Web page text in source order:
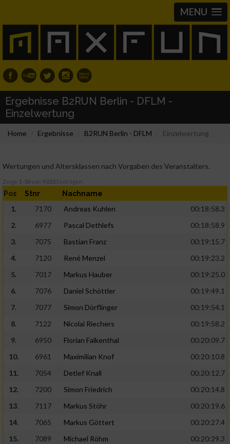
MENU
Ergebnisse B2RUN Berlin - DFLM -
Einzelwertung
Home Ergebnisse B2RUN Berlin - DFLM Einzelwertung
Wertungen und Altersklassen nach Vorgaben des Veranstalters.
Zeige 1-50 von 9.023 Einträgen.
Pos Stnr Nachname
1. 7170 Andreas Kuhlen
00:18:58.3
2.
6977 Pascal Dethlefs
00:18:58.9
3.
7075 Bastian Franz
00:19:15.7
4.
7120 René Menzel
00:19:23.2
5.
7017 Markus Hauber
00:19:25.0
6.
7076 Daniel Schöttler
00:19:49.1
7.
7077 Simon Dörflinger
00:19:54.1
8.
7122 Nicolai Riechers
00:19:58.2
9.
6950 Florian Falkenthal
00:20:09.7
10.
6961 Maximilian Knof
00:20:10.8
11.
7054 Detlef Knall
00:20:12.7
12.
7200 Simon Friedrich
00:20:14.8
13.
7117 Markus Stöhr
00:20:19.6
14.
7065 Markus Göttert
00:20:27.4
15.
7089 Michael Röhm
00:20:29.3